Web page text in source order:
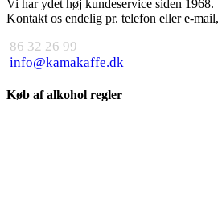
Vi har ydet høj kundeservice siden 1968.
Kontakt os endelig pr. telefon eller e-
86 32 26 99
info@kamakaffe.dk
Køb af alkohol regler